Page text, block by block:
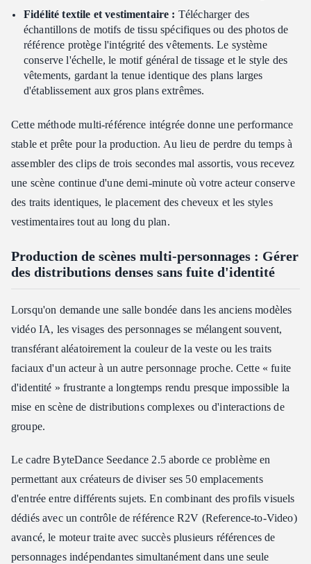
Fidélité textile et vestimentaire : Télécharger des
échantillons de motifs de tissu spécifiques ou des photos de
référence protège l'intégrité des vêtements. Le système
conserve l'échelle, le motif général de tissage et le style des
vêtements, gardant la tenue identique des plans larges
d'établissement aux gros plans extrêmes.
Cette méthode multi-référence intégrée donne une performance
stable et prête pour la production. Au lieu de perdre du temps à
assembler des clips de trois secondes mal assortis, vous recevez
une scène continue d'une demi-minute où votre acteur conserve
des traits identiques, le placement des cheveux et les styles
vestimentaires tout au long du plan.
Production de scènes multi-personnages : Gérer
des distributions denses sans fuite d'identité
Lorsqu'on demande une salle bondée dans les anciens modèles
vidéo IA, les visages des personnages se mélangent souvent,
transférant aléatoirement la couleur de la veste ou les traits
faciaux d'un acteur à un autre personnage proche. Cette « fuite
d'identité » frustrante a longtemps rendu presque impossible la
mise en scène de distributions complexes ou d'interactions de
groupe.
Le cadre ByteDance Seedance 2.5 aborde ce problème en
permettant aux créateurs de diviser ses 50 emplacements
d'entrée entre différents sujets. En combinant des profils visuels
dédiés avec un contrôle de référence R2V (Reference-to-Video)
avancé, le moteur traite avec succès plusieurs références de
personnages indépendantes simultanément dans une seule